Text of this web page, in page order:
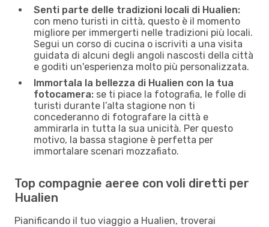
Senti parte delle tradizioni locali di Hualien:
con meno turisti in città, questo è il momento
migliore per immergerti nelle tradizioni più locali.
Segui un corso di cucina o iscriviti a una visita
guidata di alcuni degli angoli nascosti della città
e goditi un'esperienza molto più personalizzata.
Immortala la bellezza di Hualien con la tua
fotocamera: se ti piace la fotografia, le folle di
turisti durante l’alta stagione non ti
concederanno di fotografare la città e
ammirarla in tutta la sua unicità. Per questo
motivo, la bassa stagione è perfetta per
immortalare scenari mozzafiato.
Top compagnie aeree con voli diretti per
Hualien
Pianificando il tuo viaggio a Hualien, troverai